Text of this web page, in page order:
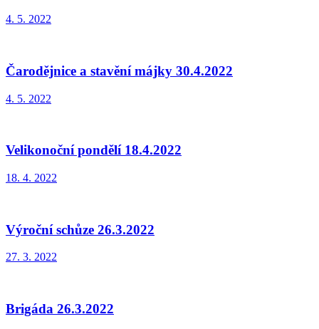
4. 5. 2022
Čarodějnice a stavění májky 30.4.2022
4. 5. 2022
Velikonoční pondělí 18.4.2022
18. 4. 2022
Výroční schůze 26.3.2022
27. 3. 2022
Brigáda 26.3.2022